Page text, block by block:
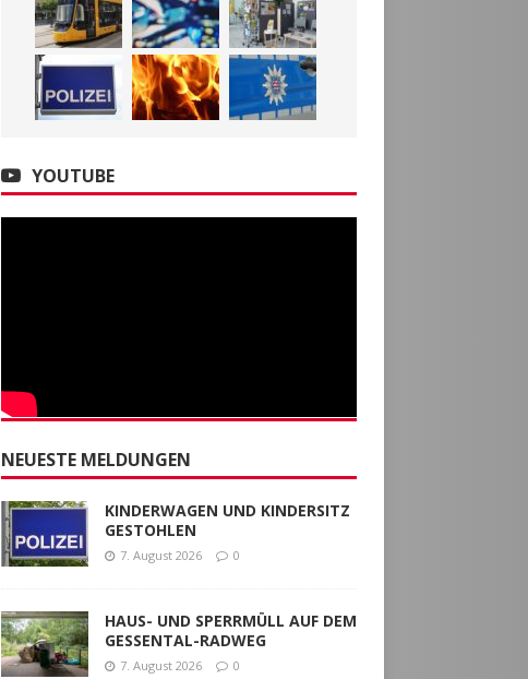
YOUTUBE
NEUESTE MELDUNGEN
KINDERWAGEN UND KINDERSITZ
GESTOHLEN
7. August 2026 0
HAUS- UND SPERRMÜLL AUF DEM
GESSENTAL-RADWEG
7. August 2026 0